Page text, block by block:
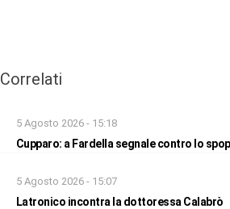
Correlati
5 Agosto 2026 - 15:18
Cupparo: a Fardella segnale contro lo
5 Agosto 2026 - 15:07
Latronico incontra la dottoressa Calabrò